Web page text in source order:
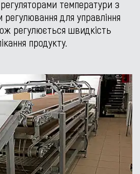
температури з
для управління
регулюється швидкість
продукту.